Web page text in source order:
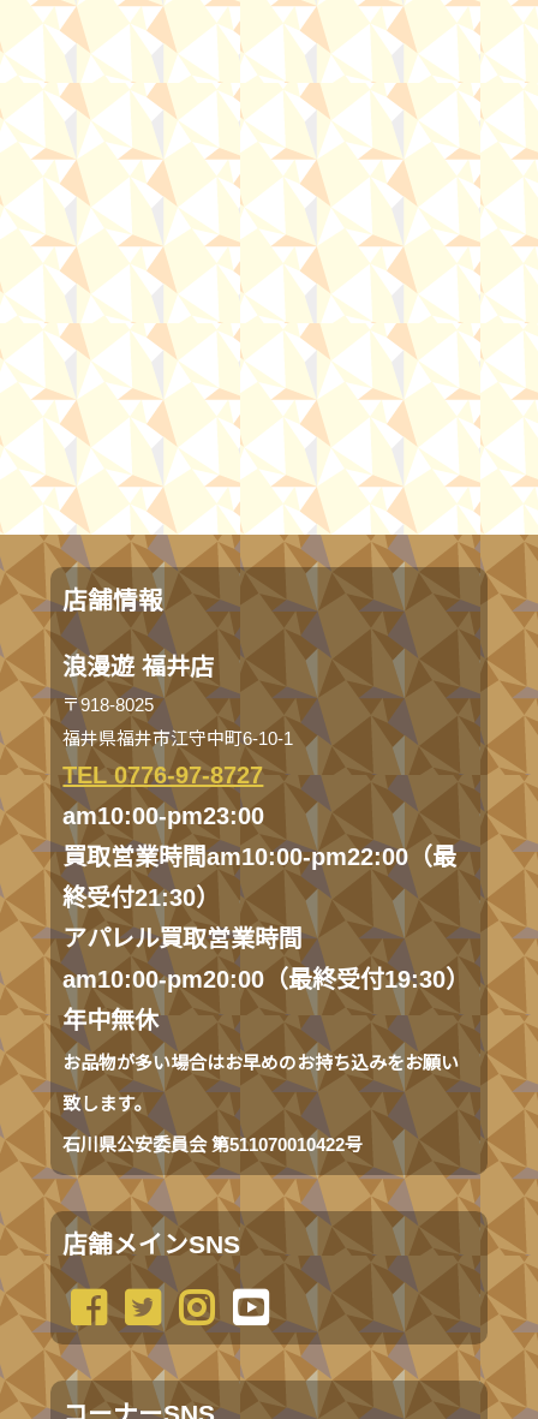
店舗情報
浪漫遊 福井店
〒918-8025
福井県福井市江守中町6-10-1
TEL 0776-97-8727
am10:00-pm23:00
買取営業時間am10:00-pm22:00（最
終受付21:30）
アパレル買取営業時間
am10:00-pm20:00（最終受付19:30）
年中無休
お品物が多い場合はお早めのお持ち込みをお願い
致します。
石川県公安委員会 第511070010422号
店舗メインSNS